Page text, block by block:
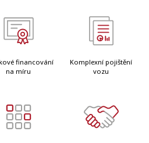
financování
na míru
Komplexní pojištění
vozu